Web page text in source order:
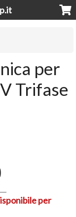
per
Trifase
per